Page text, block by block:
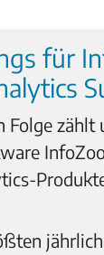
für
zählt